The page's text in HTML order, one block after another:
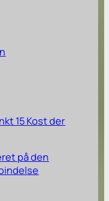
15 Kost der
på den